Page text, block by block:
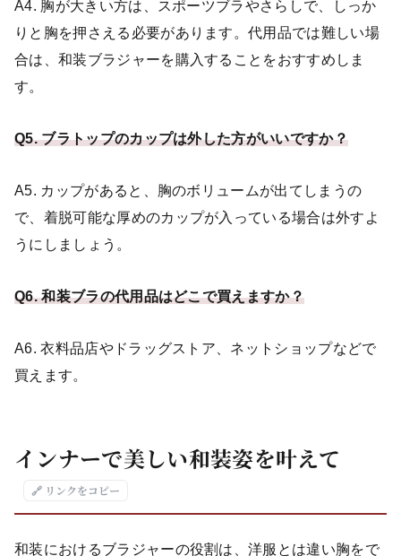
A4. 胸が大きい方は、スポーツブラやさらしで、しっか
りと胸を押さえる必要があります。代用品では難しい場
合は、和装ブラジャーを購入することをおすすめしま
す。
Q5.ブラトップのカップは外した方がいいですか？
A5. カップがあると、胸のボリュームが出てしまうの
で、着脱可能な厚めのカップが入っている場合は外すよ
うにしましょう。
Q6.和装ブラの代用品はどこで買えますか？
A6. 衣料品店やドラッグストア、ネットショップなどで
買えます。
インナーで美しい和装姿を叶えて
🔗 リンクをコピー
和装におけるブラジャーの役割は、洋服とは違い胸をで